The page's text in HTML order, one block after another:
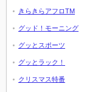
きらきらアフロTM
グッド！モーニング
グッとスポーツ
グッとラック！
クリスマス特番